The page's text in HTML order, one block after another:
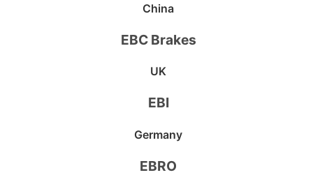
China
EBC Brakes
UK
EBI
Germany
EBRO